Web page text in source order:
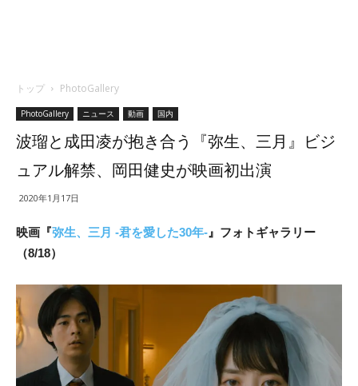
トップ PhotoGallery
PhotoGallery ニュース 動画 国内
波瑠と成田凌が抱き合う『弥生、三月』ビジ
ュアル解禁、岡田健史が映画初出演
2020年1月17日
映画『弥生、三月 -君を愛した30年- 』フォトギャラリー
（8/18）